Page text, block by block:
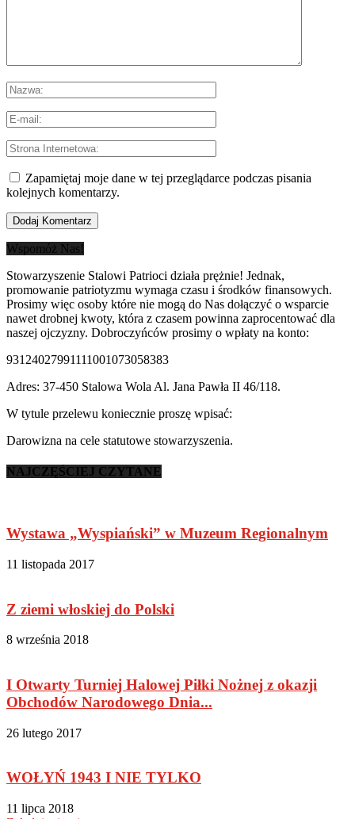
Zapamiętaj moje dane w tej przeglądarce podczas pisania
kolejnych komentarzy.
Wspomóż Nas!
Stowarzyszenie Stalowi Patrioci działa prężnie! Jednak,
promowanie patriotyzmu wymaga czasu i środków finansowych.
Prosimy więc osoby które nie mogą do Nas dołączyć o wsparcie
nawet drobnej kwoty, która z czasem powinna zaprocentować dla
naszej ojczyzny. Dobroczyńców prosimy o wpłaty na konto:
93124027991111001073058383
Adres: 37-450 Stalowa Wola Al. Jana Pawła II 46/118.
W tytule przelewu koniecznie proszę wpisać:
Darowizna na cele statutowe stowarzyszenia.
NAJCZĘŚCIEJ CZYTANE
Wystawa „Wyspiański” w Muzeum Regionalnym
11 listopada 2017
Z ziemi włoskiej do Polski
8 września 2018
I Otwarty Turniej Halowej Piłki Nożnej z okazji
Obchodów Narodowego Dnia...
26 lutego 2017
WOŁYŃ 1943 I NIE TYLKO
11 lipca 2018